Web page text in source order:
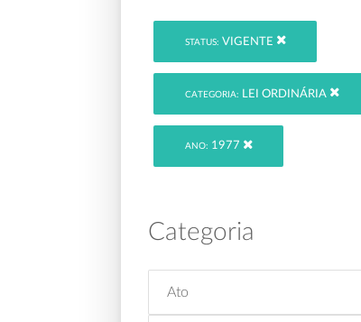
STATUS: VIGENTE
CATEGORIA: LEI ORDINÁRIA
ANO: 1977
Categoria
Ato